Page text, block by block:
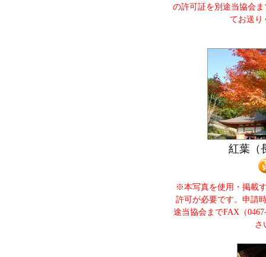
の許可証を別途当協会ま
てお送り
紅葉（
※本写真を使用・掲載
許可が必要です。申請
途当協会までFAX（
さ